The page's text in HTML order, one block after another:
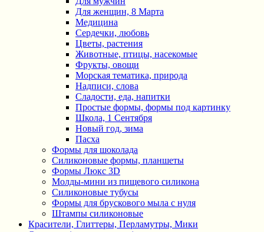
Для женщин, 8 Марта
Медицина
Сердечки, любовь
Цветы, растения
Животные, птицы, насекомые
Фрукты, овощи
Морская тематика, природа
Надписи, слова
Сладости, еда, напитки
Простые формы, формы под картинку
Школа, 1 Сентября
Новый год, зима
Пасха
Формы для шоколада
Силиконовые формы, планшеты
Формы Люкс 3D
Молды-мини из пищевого силикона
Силиконовые тубусы
Формы для брускового мыла с нуля
Штампы силиконовые
Красители, Глиттеры, Перламутры, Мики